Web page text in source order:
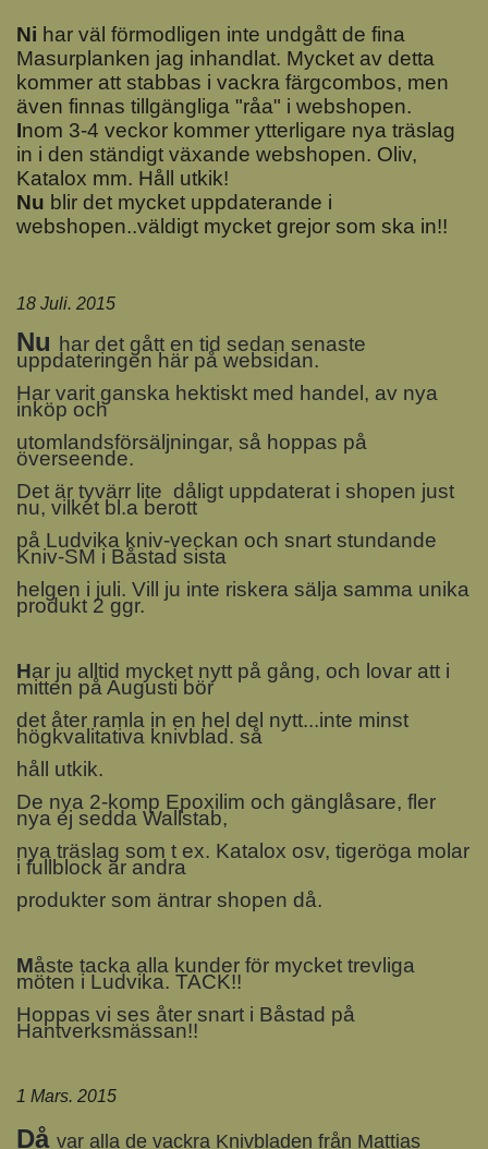
Ni har väl förmodligen inte undgått de fina
Masurplanken jag inhandlat. Mycket av detta
kommer att stabbas i vackra färgcombos, men
även finnas tillgängliga "råa" i webshopen.
Inom 3-4 veckor kommer ytterligare nya träslag
in i den ständigt växande webshopen. Oliv,
Katalox mm. Håll utkik!
Nu blir det mycket uppdaterande i
webshopen..väldigt mycket grejor som ska in!!
18 Juli. 2015
Nu har det gått en tid sedan senaste
uppdateringen här på websidan.
Har varit ganska hektiskt med handel, av nya
inköp och
utomlandsförsäljningar, så hoppas på
överseende.
Det är tyvärr lite dåligt uppdaterat i shopen just
nu, vilket bl.a berott
på Ludvika kniv-veckan och snart stundande
Kniv-SM i Båstad sista
helgen i juli. Vill ju inte riskera sälja samma unika
produkt 2 ggr.
Har ju alltid mycket nytt på gång, och lovar att i
mitten på Augusti bör
det åter ramla in en hel del nytt...inte minst
högkvalitativa knivblad. så
håll utkik.
De nya 2-komp Epoxilim och gänglåsare, fler
nya ej sedda Wallstab,
nya träslag som t ex. Katalox osv, tigeröga molar
i fullblock är andra
produkter som äntrar shopen då.
Måste tacka alla kunder för mycket trevliga
möten i Ludvika. TACK!!
Hoppas vi ses åter snart i Båstad på
Hantverksmässan!!
1 Mars. 2015
Då var alla de vackra Knivbladen från Mattias